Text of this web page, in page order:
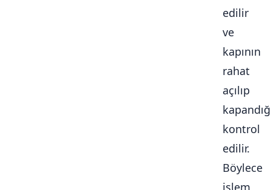
edilir
ve
kapının
rahat
açılıp
kontrol
edilir.
Böylece
işlem